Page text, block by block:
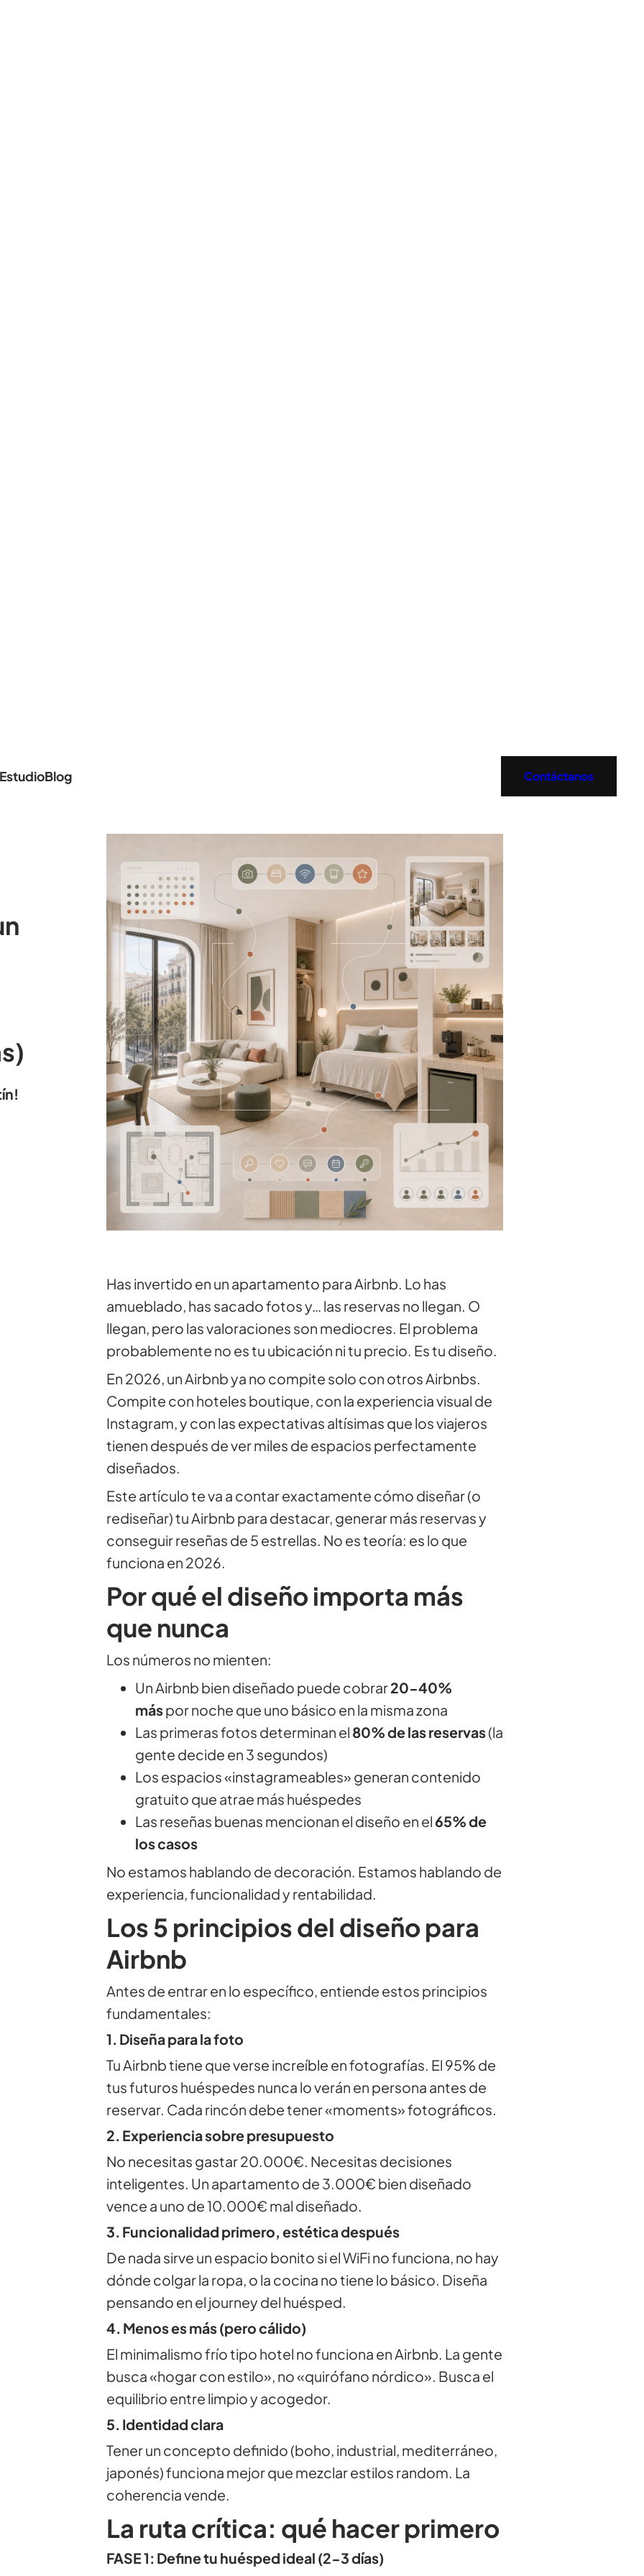
EstudioBlog Contáctanos
Has invertido en un apartamento para Airbnb. Lo has
amueblado, has sacado fotos y… las reservas no llegan. O
llegan, pero las valoraciones son mediocres. El problema
probablemente no es tu ubicación ni tu precio. Es tu diseño.
En 2026, un Airbnb ya no compite solo con otros Airbnbs.
Compite con hoteles boutique, con la experiencia visual de
Instagram, y con las expectativas altísimas que los viajeros
tienen después de ver miles de espacios perfectamente
diseñados.
Este artículo te va a contar exactamente cómo diseñar (o
rediseñar) tu Airbnb para destacar, generar más reservas y
conseguir reseñas de 5 estrellas. No es teoría: es lo que
funciona en 2026.
Por qué el diseño importa más
que nunca
Los números no mienten:
Un Airbnb bien diseñado puede cobrar20-40%
máspor noche que uno básico en la misma zona
Las primeras fotos determinan el 80% de las reservas(la
gente decide en 3 segundos)
Los espacios «instagrameables» generan contenido
gratuito que atrae más huéspedes
Las reseñas buenas mencionan el diseño en el65% de
los casos
No estamos hablando de decoración. Estamos hablando de
experiencia, funcionalidad y rentabilidad.
Los 5 principios del diseño para
Airbnb
Antes de entrar en lo específico, entiende estos principios
fundamentales:
1. Diseña para la foto
Tu Airbnb tiene que verse increíble en fotografías. El 95% de
tus futuros huéspedes nunca lo verán en persona antes de
reservar. Cada rincón debe tener «moments» fotográficos.
2. Experiencia sobre presupuesto
No necesitas gastar 20.000€. Necesitas decisiones
inteligentes. Un apartamento de 3.000€ bien diseñado
vence a uno de 10.000€ mal diseñado.
3. Funcionalidad primero, estética después
De nada sirve un espacio bonito si el WiFi no funciona, no hay
dónde colgar la ropa, o la cocina no tiene lo básico. Diseña
pensando en el journey del huésped.
4. Menos es más (pero cálido)
El minimalismo frío tipo hotel no funciona en Airbnb. La gente
busca «hogar con estilo», no «quirófano nórdico». Busca el
equilibrio entre limpio y acogedor.
5. Identidad clara
Tener un concepto definido (boho, industrial, mediterráneo,
japonés) funciona mejor que mezclar estilos random. La
coherencia vende.
La ruta crítica: qué hacer primero
FASE 1: Define tu huésped ideal (2-3 días)